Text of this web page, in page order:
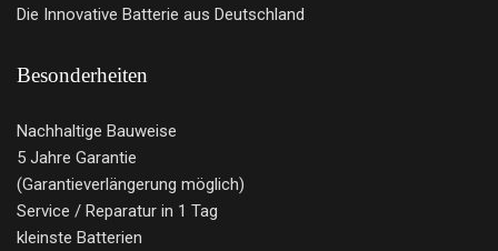
Die Innovative Batterie aus Deutschland
Besonderheiten
Nachhaltige Bauweise
5 Jahre Garantie
(Garantieverlängerung möglich)
Service / Reparatur in 1 Tag
kleinste Batterien